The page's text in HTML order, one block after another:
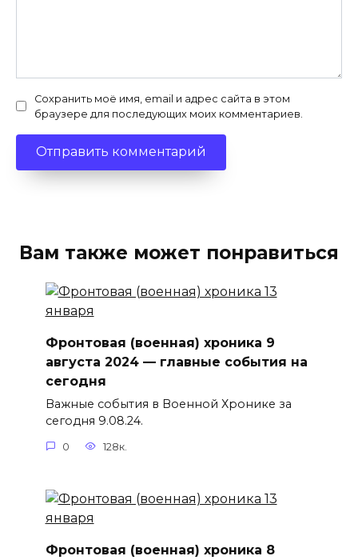
Сохранить моё имя, email и адрес сайта в этом
браузере для последующих моих комментариев.
Вам также может понравиться
Фронтовая (военная) хроника 9
августа 2024 — главные события на
сегодня
Важные события в Военной Хронике за
сегодня 9.08.24.
0 128к.
Фронтовая (военная) хроника 8